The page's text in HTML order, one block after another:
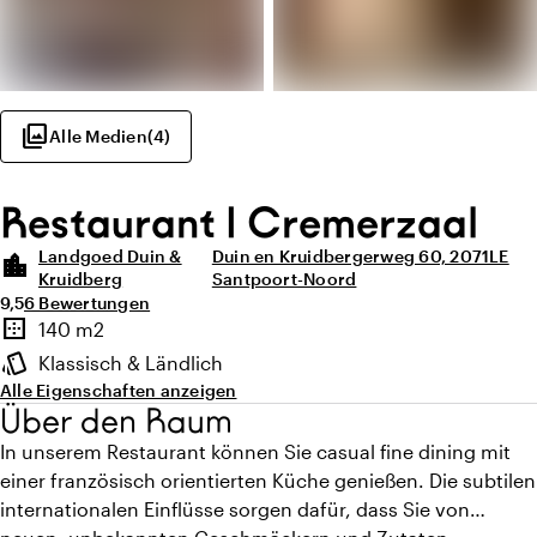
photo_libraryAlle Medien(4)
Restaurant | Cremerzaal
location_city
Landgoed Duin &
Kruidberg
Duin en Kruidbergerweg 60, 2071LE
Santpoort-Noord
Durchschnittliche Bewertung von 9,5 von 10
9,5Anzahl der Bewertungen: 6
6 Bewertungen
Highlights
border_outer
Fläche
140 m2
style
Ambiente
Klassisch & Ländlich
Alle Eigenschaften anzeigen
Über den Raum
In unserem Restaurant können Sie casual fine dining mit
einer französisch orientierten Küche genießen. Die subtilen
internationalen Einflüsse sorgen dafür, dass Sie von